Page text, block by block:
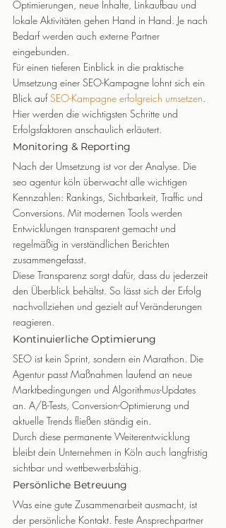
Optimierungen, neue Inhalte, Linkaufbau und
lokale Aktivitäten gehen Hand in Hand. Je nach
Bedarf werden auch externe Partner
eingebunden.
Für einen tieferen Einblick in die praktische
Umsetzung einer SEO-Kampagne lohnt sich ein
Blick auf SEO-Kampagne erfolgreich umsetzen.
Hier werden die wichtigsten Schritte und
Erfolgsfaktoren anschaulich erläutert.
Monitoring & Reporting
Nach der Umsetzung ist vor der Analyse. Die
seo agentur köln überwacht alle wichtigen
Kennzahlen: Rankings, Sichtbarkeit, Traffic und
Conversions. Mit modernen Tools werden
Entwicklungen transparent gemacht und
regelmäßig in verständlichen Berichten
zusammengefasst.
Diese Transparenz sorgt dafür, dass du jederzeit
den Überblick behältst. So lässt sich der Erfolg
nachvollziehen und gezielt auf Veränderungen
reagieren.
Kontinuierliche Optimierung
SEO ist kein Sprint, sondern ein Marathon. Die
Agentur passt Maßnahmen laufend an neue
Marktbedingungen und Algorithmus-Updates
an. A/B-Tests, Conversion-Optimierung und
aktuelle Trends fließen ständig ein.
Durch diese permanente Weiterentwicklung
bleibt dein Unternehmen in Köln auch langfristig
sichtbar und wettbewerbsfähig.
Persönliche Betreuung
Was eine gute Zusammenarbeit ausmacht, ist
der persönliche Kontakt. Feste Ansprechpartner